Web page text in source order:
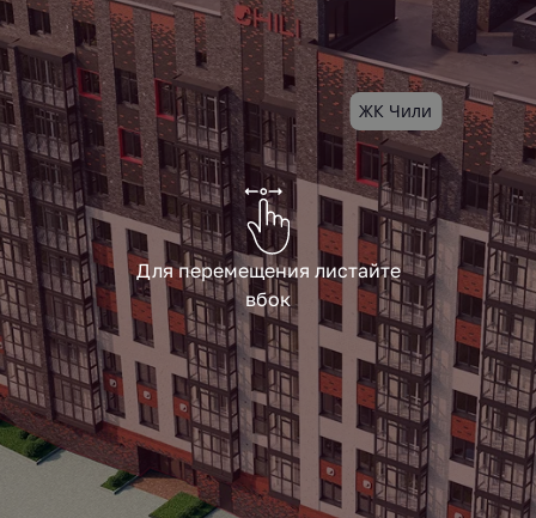
ЖК Чили
Для перемещения листайте
вбок